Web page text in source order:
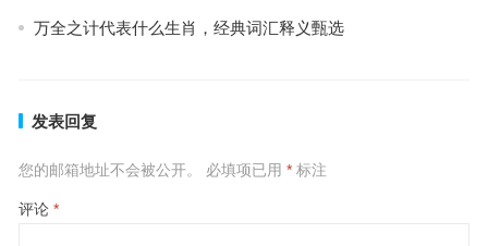
万全之计代表什么生肖，经典词汇释义甄选
发表回复
您的邮箱地址不会被公开。 必填项已用 *标注
评论 *